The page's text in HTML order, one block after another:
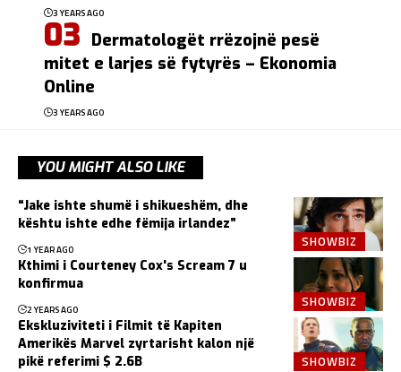
3 YEARS AGO
Dermatologët rrëzojnë pesë
mitet e larjes së fytyrës – Ekonomia
Online
3 YEARS AGO
YOU MIGHT ALSO LIKE
SHOWBIZ
“Jake ishte shumë i shikueshëm, dhe
kështu ishte edhe fëmija irlandez”
1 YEAR AGO
SHOWBIZ
Kthimi i Courteney Cox's Scream 7 u
konfirmua
2 YEARS AGO
SHOWBIZ
Ekskluziviteti i Filmit të Kapiten
Amerikës Marvel zyrtarisht kalon një
pikë referimi $ 2.6B